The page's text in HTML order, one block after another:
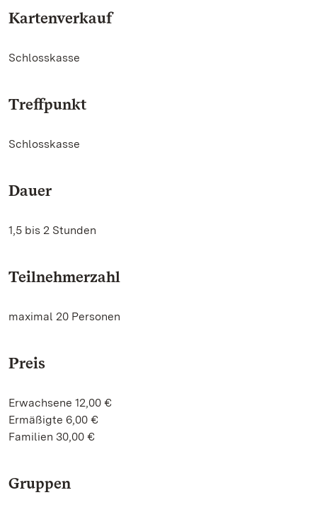
Kartenverkauf
Schlosskasse
Treffpunkt
Schlosskasse
Dauer
1,5 bis 2 Stunden
Teilnehmerzahl
maximal 20 Personen
Preis
Erwachsene 12,00 €
Ermäßigte 6,00 €
Familien 30,00 €
Gruppen